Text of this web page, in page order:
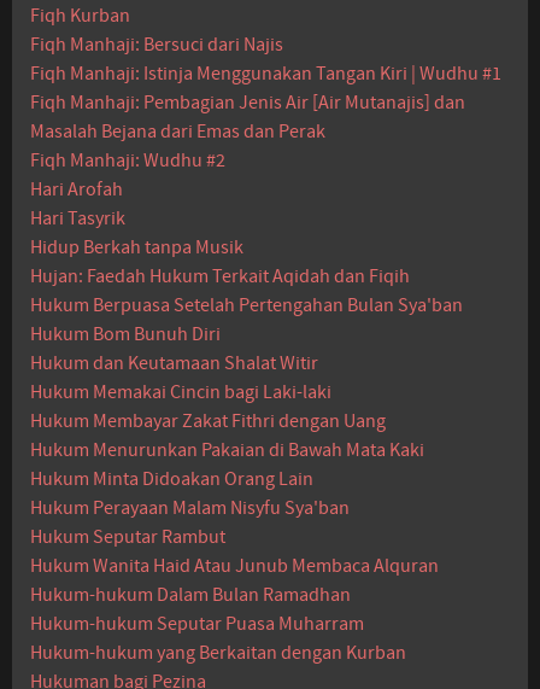
Fiqh Kurban
Fiqh Manhaji: Bersuci dari Najis
Fiqh Manhaji: Istinja Menggunakan Tangan Kiri | Wudhu #1
Fiqh Manhaji: Pembagian Jenis Air [Air Mutanajis] dan
Masalah Bejana dari Emas dan Perak
Fiqh Manhaji: Wudhu #2
Hari Arofah
Hari Tasyrik
Hidup Berkah tanpa Musik
Hujan: Faedah Hukum Terkait Aqidah dan Fiqih
Hukum Berpuasa Setelah Pertengahan Bulan Sya'ban
Hukum Bom Bunuh Diri
Hukum dan Keutamaan Shalat Witir
Hukum Memakai Cincin bagi Laki-laki
Hukum Membayar Zakat Fithri dengan Uang
Hukum Menurunkan Pakaian di Bawah Mata Kaki
Hukum Minta Didoakan Orang Lain
Hukum Perayaan Malam Nisyfu Sya'ban
Hukum Seputar Rambut
Hukum Wanita Haid Atau Junub Membaca Alquran
Hukum-hukum Dalam Bulan Ramadhan
Hukum-hukum Seputar Puasa Muharram
Hukum-hukum yang Berkaitan dengan Kurban
Hukuman bagi Pezina